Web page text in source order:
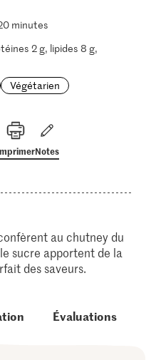
minutes
2 g, lipides 8 g,
Végétarien
Notes
au chutney du
sucre apportent de la
des saveurs.
Évaluations